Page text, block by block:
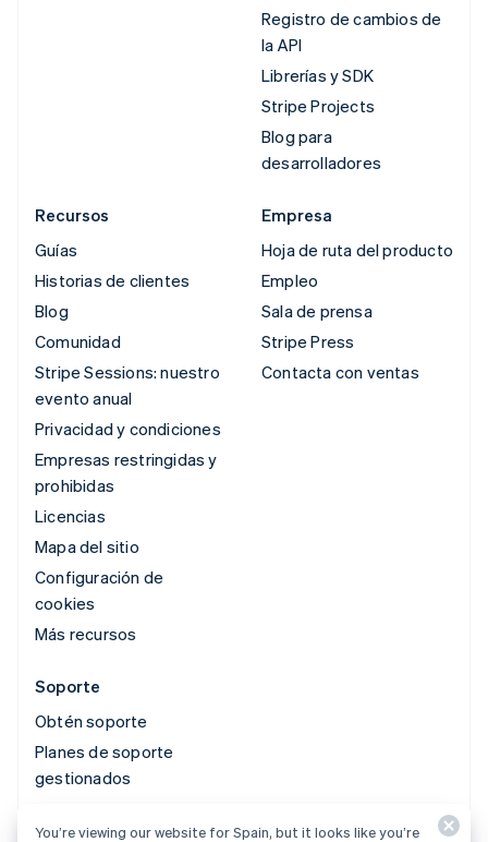
Registro de cambios de
la API
Librerías y SDK
Stripe Projects
Blog para
desarrolladores
Recursos
Guías
Historias de clientes
Blog
Comunidad
Stripe Sessions: nuestro
evento anual
Privacidad y condiciones
Empresas restringidas y
prohibidas
Licencias
Mapa del sitio
Configuración de
cookies
Más recursos
Empresa
Hoja de ruta del producto
Empleo
Sala de prensa
Stripe Press
Contacta con ventas
Soporte
Obtén soporte
Planes de soporte
gestionados
© 2026 Stripe, LLC
You’re viewing our website for Spain, but it looks like you’re